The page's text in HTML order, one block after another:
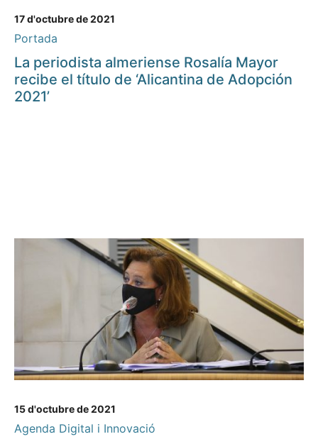
17 d'octubre de 2021
Portada
La periodista almeriense Rosalía Mayor
recibe el título de ‘Alicantina de Adopción
2021’
15 d'octubre de 2021
Agenda Digital i Innovació